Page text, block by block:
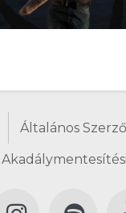
Általános